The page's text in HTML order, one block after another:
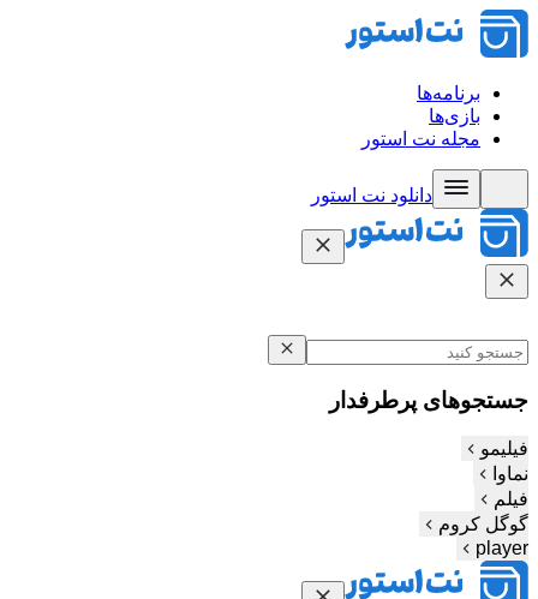
برنامه‌ها
بازی‌ها
مجله نت استور
دانلود نت‌ استور
جستجوهای پرطرفدار
فیلیمو
نماوا
فیلم‌
گوگل کروم
player